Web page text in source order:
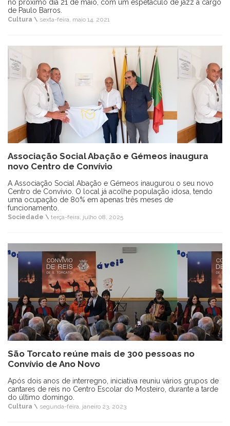
no próximo dia 21 de maio, com um espetáculo de jazz a cargo
de Paulo Barros.
Cultura \ sexta-feira, maio 14, 2021
Associação Social Abação e Gémeos inaugura
novo Centro de Convívio
A Associação Social Abação e Gémeos inaugurou o seu novo
Centro de Convívio. O local já acolhe população idosa, tendo
uma ocupação de 80% em apenas três meses de
funcionamento.
Sociedade \ terça-feira, julho 08, 2025
São Torcato reúne mais de 300 pessoas no
Convívio de Ano Novo
Após dois anos de interregno, iniciativa reuniu vários grupos de
cantares de reis no Centro Escolar do Mosteiro, durante a tarde
do último domingo.
Cultura \ segunda-feira, janeiro 23, 2023